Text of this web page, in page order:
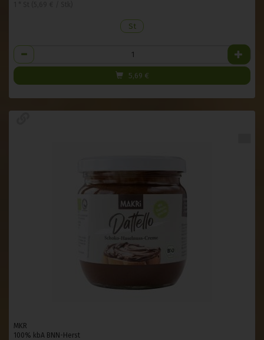
St
Anzahl
5,69 €
MKR
100% kbA BNN-Herst